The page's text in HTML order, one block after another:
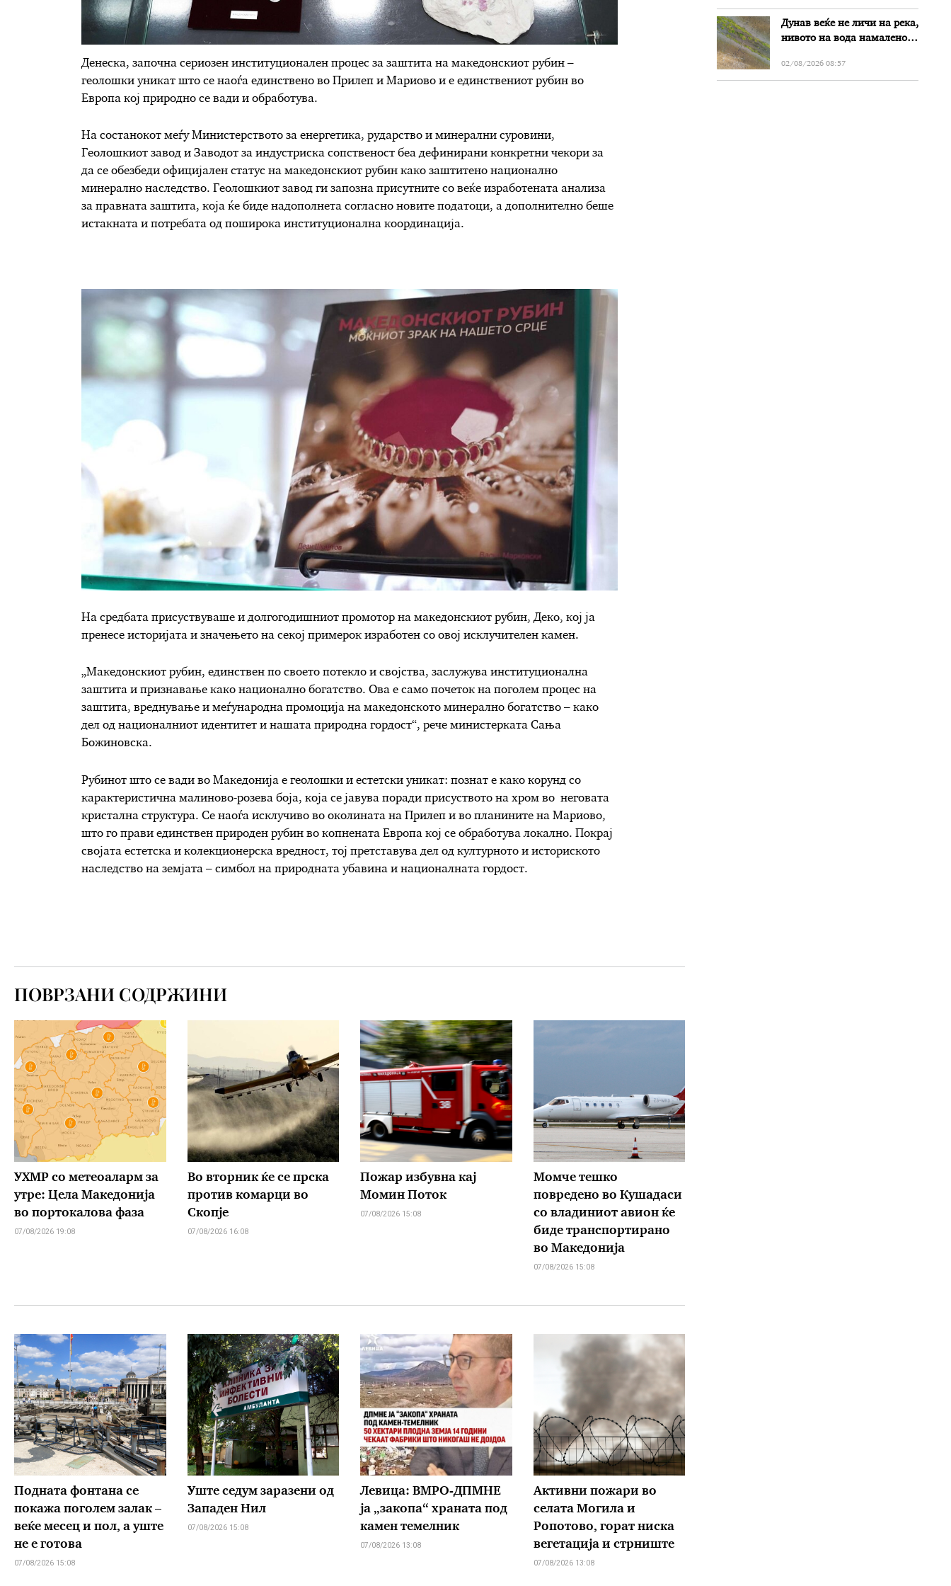
Денеска, започна сериозен институционален процес за заштита на македонскиот рубин –
геолошки уникат што се наоѓа единствено во Прилеп и Мариово и е единствениот рубин во
Европа кој природно се вади и обработува.
На состанокот меѓу Министерството за енергетика, рударство и минерални суровини,
Геолошкиот завод и Заводот за индустриска сопственост беа дефинирани конкретни чекори за
да се обезбеди официјален статус на македонскиот рубин како заштитено национално
минерално наследство. Геолошкиот завод ги запозна присутните со веќе изработената анализа
за правната заштита, која ќе биде надополнета согласно новите податоци, а дополнително беше
истакната и потребата од поширока институционална координација.
На средбата присуствуваше и долгогодишниот промотор на македонскиот рубин, Деко, кој ја
пренесе историјата и значењето на секој примерок изработен со овој исклучителен камен.
„Македонскиот рубин, единствен по своето потекло и својства, заслужува институционална
заштита и признавање како национално богатство. Ова е само почеток на поголем процес на
заштита, вреднување и меѓународна промоција на македонското минерално богатство – како
дел од националниот идентитет и нашата природна гордост“, рече министерката Сања
Божиновска.
Рубинот што се вади во Македонија е геолошки и естетски уникат: познат е како корунд со
карактеристична малиново-розева боја, која се јавува поради присуството на хром во неговата
кристална структура. Се наоѓа исклучиво во околината на Прилеп и во планините на Мариово,
што го прави единствен природен рубин во копнената Европа кој се обработува локално. Покрај
својата естетска и колекционерска вредност, тој претставува дел од културното и историското
наследство на земјата – симбол на природната убавина и националната гордост.
ПОВРЗАНИ СОДРЖИНИ
УХМР со метеоаларм за
утре: Цела Македонија
во портокалова фаза
07/08/2026 19:08
Во вторник ќе се прска
против комарци во
Скопје
07/08/2026 16:08
Пожар избувна кај
Момин Поток
07/08/2026 15:08
Момче тешко
повредено во Кушадаси
со владиниот авион ќе
биде транспортирано
во Македонија
07/08/2026 15:08
Подната фонтана се
покажа поголем залак –
веќе месец и пол, а уште
не е готова
07/08/2026 15:08
Уште седум заразени од
Западен Нил
07/08/2026 15:08
Левица: ВМРО-ДПМНЕ
ја „закопа“ храната под
камен темелник
07/08/2026 13:08
Активни пожари во
селата Могила и
Ропотово, горат ниска
вегетација и стрниште
07/08/2026 13:08
злоупотреби
Дунав веќе не личи на река,
нивото на вода намалено
Бугарија
02/08/2026 08:57